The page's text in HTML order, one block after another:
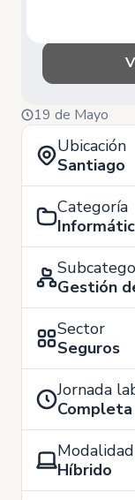
19 de Mayo
Ubicación
Santiago
Categoría
Gestión
Sector
Seguros
Jornada
Completa
Híbrido